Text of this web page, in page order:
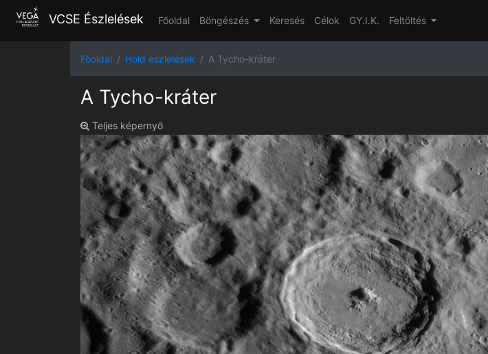
VCSE Észlelések Főoldal Böngészés Keresés Célok GY.I.K. Feltöltés
Főoldal Hold észlelések A Tycho-kráter
A Tycho-kráter
Teljes képernyő